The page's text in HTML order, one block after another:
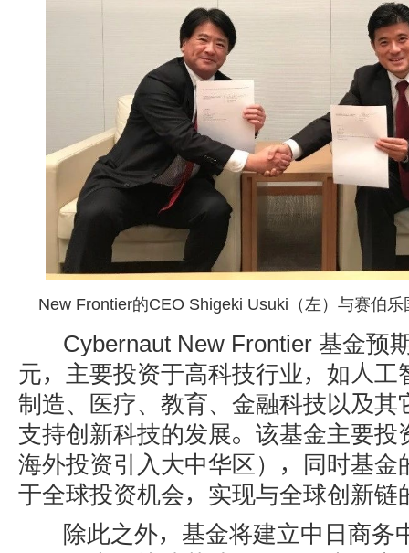
New Frontier的CEO Shigeki Usuki（左）与赛伯
Cybernaut New Frontier 基金预
元，主要投资于高科技行业，如人工
制造、医疗、教育、金融科技以及其
支持创新科技的发展。该基金主要投
海外投资引入大中华区），同时基金
于全球投资机会，实现与全球创新链
除此之外，基金将建立中日商务